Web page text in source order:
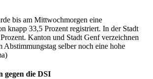
bis am Mittwochmorgen eine
knapp 33,5 Prozent registriert. In der Stadt
Kanton und Stadt Genf verzeichnen
Abstimmungstag selber noch eine hohe
gegen die DSI